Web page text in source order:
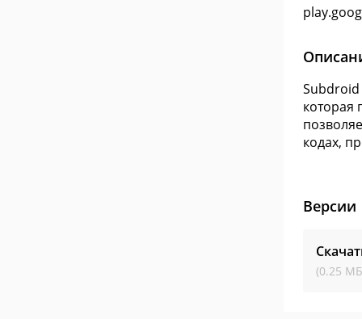
которая
кодах,
Версии
(0.25